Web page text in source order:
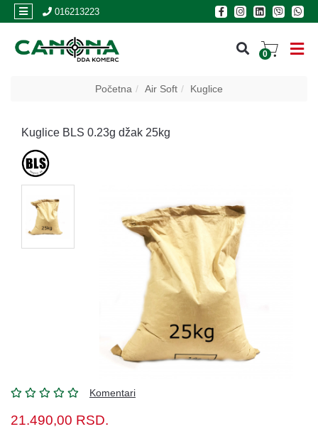
016213223
0
Početna Air Soft Kuglice
Kuglice BLS 0.23g džak 25kg
Komentari
21.490,00 RSD.